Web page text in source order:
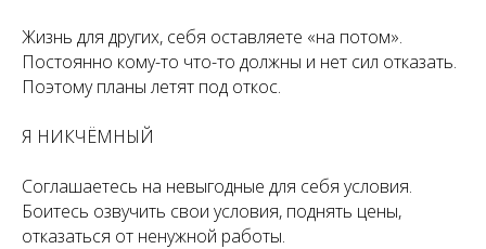
Жизнь для других, себя оставляете «на потом».
Постоянно кому-то что-то должны и нет сил отказать.
Поэтому планы летят под откос.
Я НИКЧЁМНЫЙ
Соглашаетесь на невыгодные для себя условия.
Боитесь озвучить свои условия, поднять цены,
отказаться от ненужной работы.